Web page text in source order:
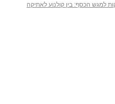
למגש הכסף: בין קולנוע לאתיקה